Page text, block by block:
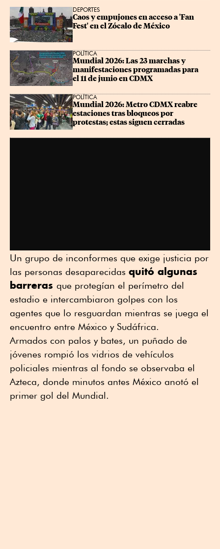
DEPORTES
Caos y empujones en acceso a 'Fan
Fest' en el Zócalo de México
POLÍTICA
Mundial 2026: Las 23 marchas y
manifestaciones programadas para
el 11 de junio en CDMX
POLÍTICA
Mundial 2026: Metro CDMX reabre
estaciones tras bloqueos por
protestas; estas siguen cerradas
Un grupo de inconformes que exige justicia por
las personas desaparecidas quitó algunas
barreras que protegían el perímetro del
estadio e intercambiaron golpes con los
agentes que lo resguardan mientras se juega el
encuentro entre México y Sudáfrica.
Armados con palos y bates, un puñado de
jóvenes rompió los vidrios de vehículos
policiales mientras al fondo se observaba el
Azteca, donde minutos antes México anotó el
primer gol del Mundial.